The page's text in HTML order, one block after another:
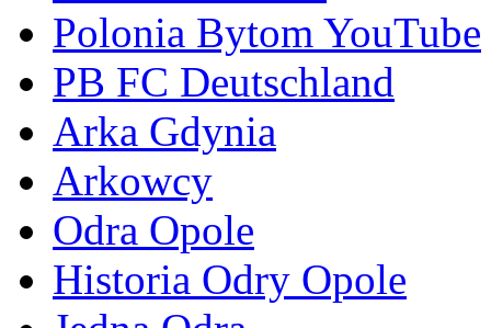
Polonia Bytom YouTube
PB FC Deutschland
Arka Gdynia
Arkowcy
Odra Opole
Historia Odry Opole